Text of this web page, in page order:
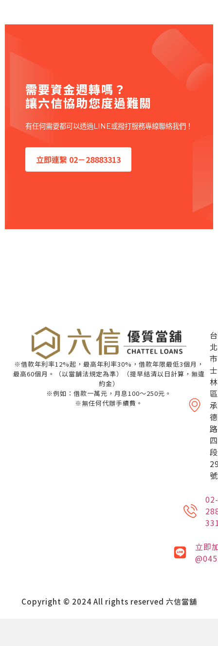
需要資金週轉嗎？
讓六信協助您度過難關
有任何需要都可以透過LINE或撥打服務專線聯絡我們！
立即連繫 02－28883313
※借款年利率12%起，最高年利率30%，借款年限最低3個月，
最高60個月。（以當舖法規定為準）（提早結清以日計算，無違
約金）
※例如：借款一萬元，月息100～250元。
※無任何代辦手續費。
台
北
市
士
林
區
承
德
路
四
段
號
02-
立即
Copyright © 2024 All rights reserved 六信當舖